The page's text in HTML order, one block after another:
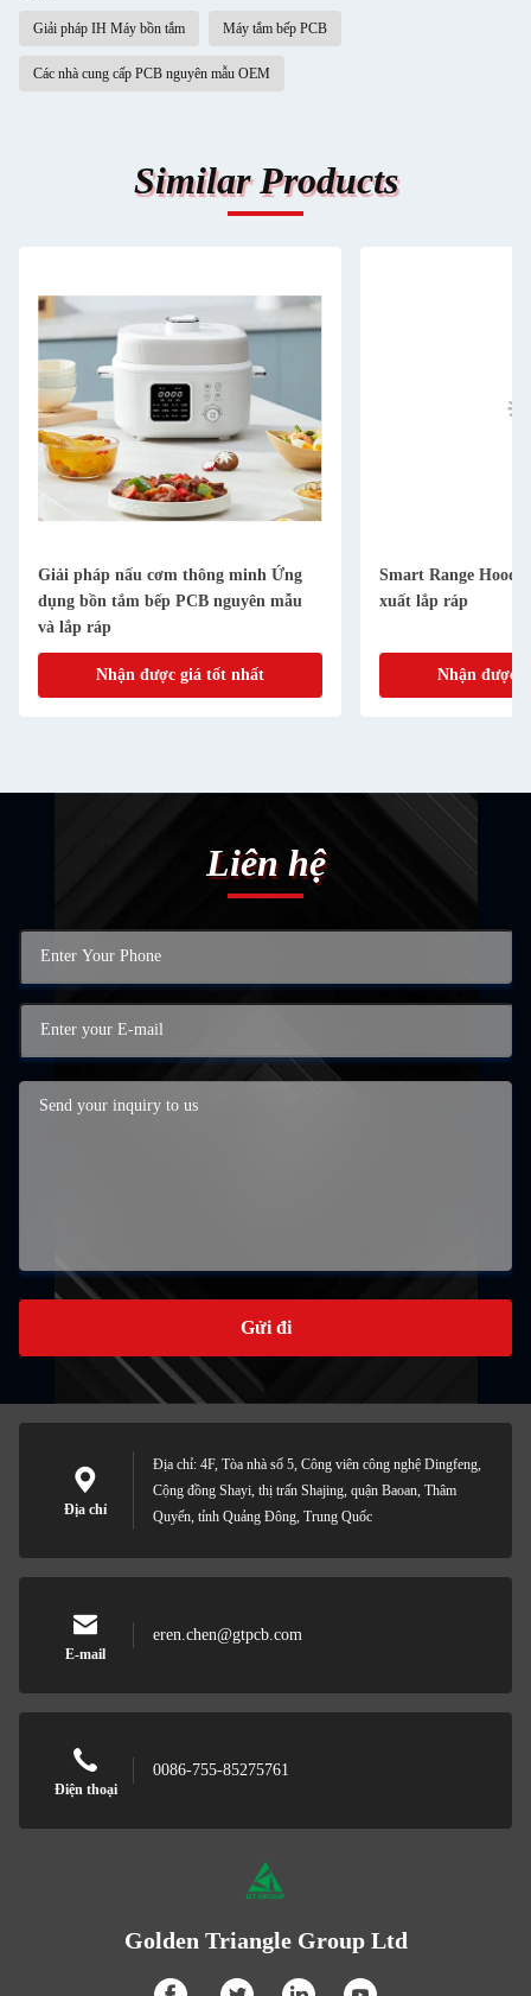
Giải pháp IH Máy bồn tắm Máy tắm bếp PCB
Các nhà cung cấp PCB nguyên mẫu OEM
Similar Products
Giải pháp nấu cơm thông minh Ứng
dụng bồn tắm bếp PCB nguyên mẫu
và lắp ráp
Nhận được giá tốt nhất
Smart Range Hood
xuất lắp ráp
Nhận được
Liên hệ
Gửi đi
Địa chỉ
Địa chỉ: 4F, Tòa nhà số 5, Công viên công nghệ Dingfeng,
Cộng đồng Shayi, thị trấn Shajing, quận Baoan, Thâm
Quyến, tỉnh Quảng Đông, Trung Quốc
E-mail
eren.chen@gtpcb.com
Điện thoại
0086-755-85275761
Golden Triangle Group Ltd